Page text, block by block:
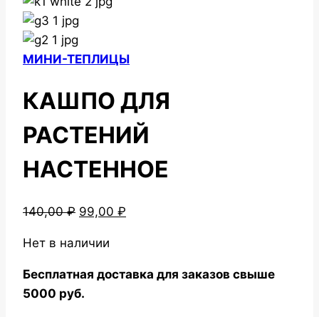
МИНИ-ТЕПЛИЦЫ
КАШПО ДЛЯ
РАСТЕНИЙ
НАСТЕННОЕ
140,00₽ Первоначальная
составляла
140,00 ₽.
99,00 ₽
Нет в наличии
Бесплатная доставка для заказов свыше
5000 руб.